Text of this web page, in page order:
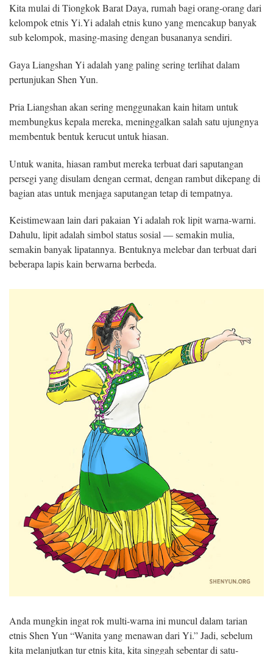
Kita mulai di Tiongkok Barat Daya, rumah bagi orang-orang dari
kelompok etnis Yi.Yi adalah etnis kuno yang mencakup banyak
sub kelompok, masing-masing dengan busananya sendiri.
Gaya Liangshan Yi adalah yang paling sering terlihat dalam
pertunjukan Shen Yun.
Pria Liangshan akan sering menggunakan kain hitam untuk
membungkus kepala mereka, meninggalkan salah satu ujungnya
membentuk bentuk kerucut untuk hiasan.
Untuk wanita, hiasan rambut mereka terbuat dari saputangan
persegi yang disulam dengan cermat, dengan rambut dikepang di
bagian atas untuk menjaga saputangan tetap di tempatnya.
Keistimewaan lain dari pakaian Yi adalah rok lipit warna-warni.
Dahulu, lipit adalah simbol status sosial — semakin mulia,
semakin banyak lipatannya. Bentuknya melebar dan terbuat dari
beberapa lapis kain berwarna berbeda.
Anda mungkin ingat rok multi-warna ini muncul dalam tarian
etnis Shen Yun “Wanita yang menawan dari Yi.” Jadi, sebelum
kita melanjutkan tur etnis kita, kita singgah sebentar di satu-